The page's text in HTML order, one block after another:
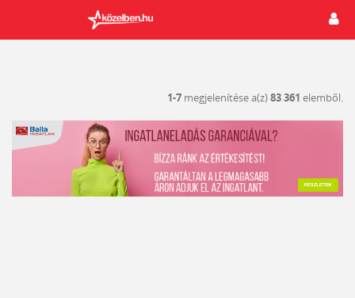
1-7 megjelenítése a(z)83 361 elemből.